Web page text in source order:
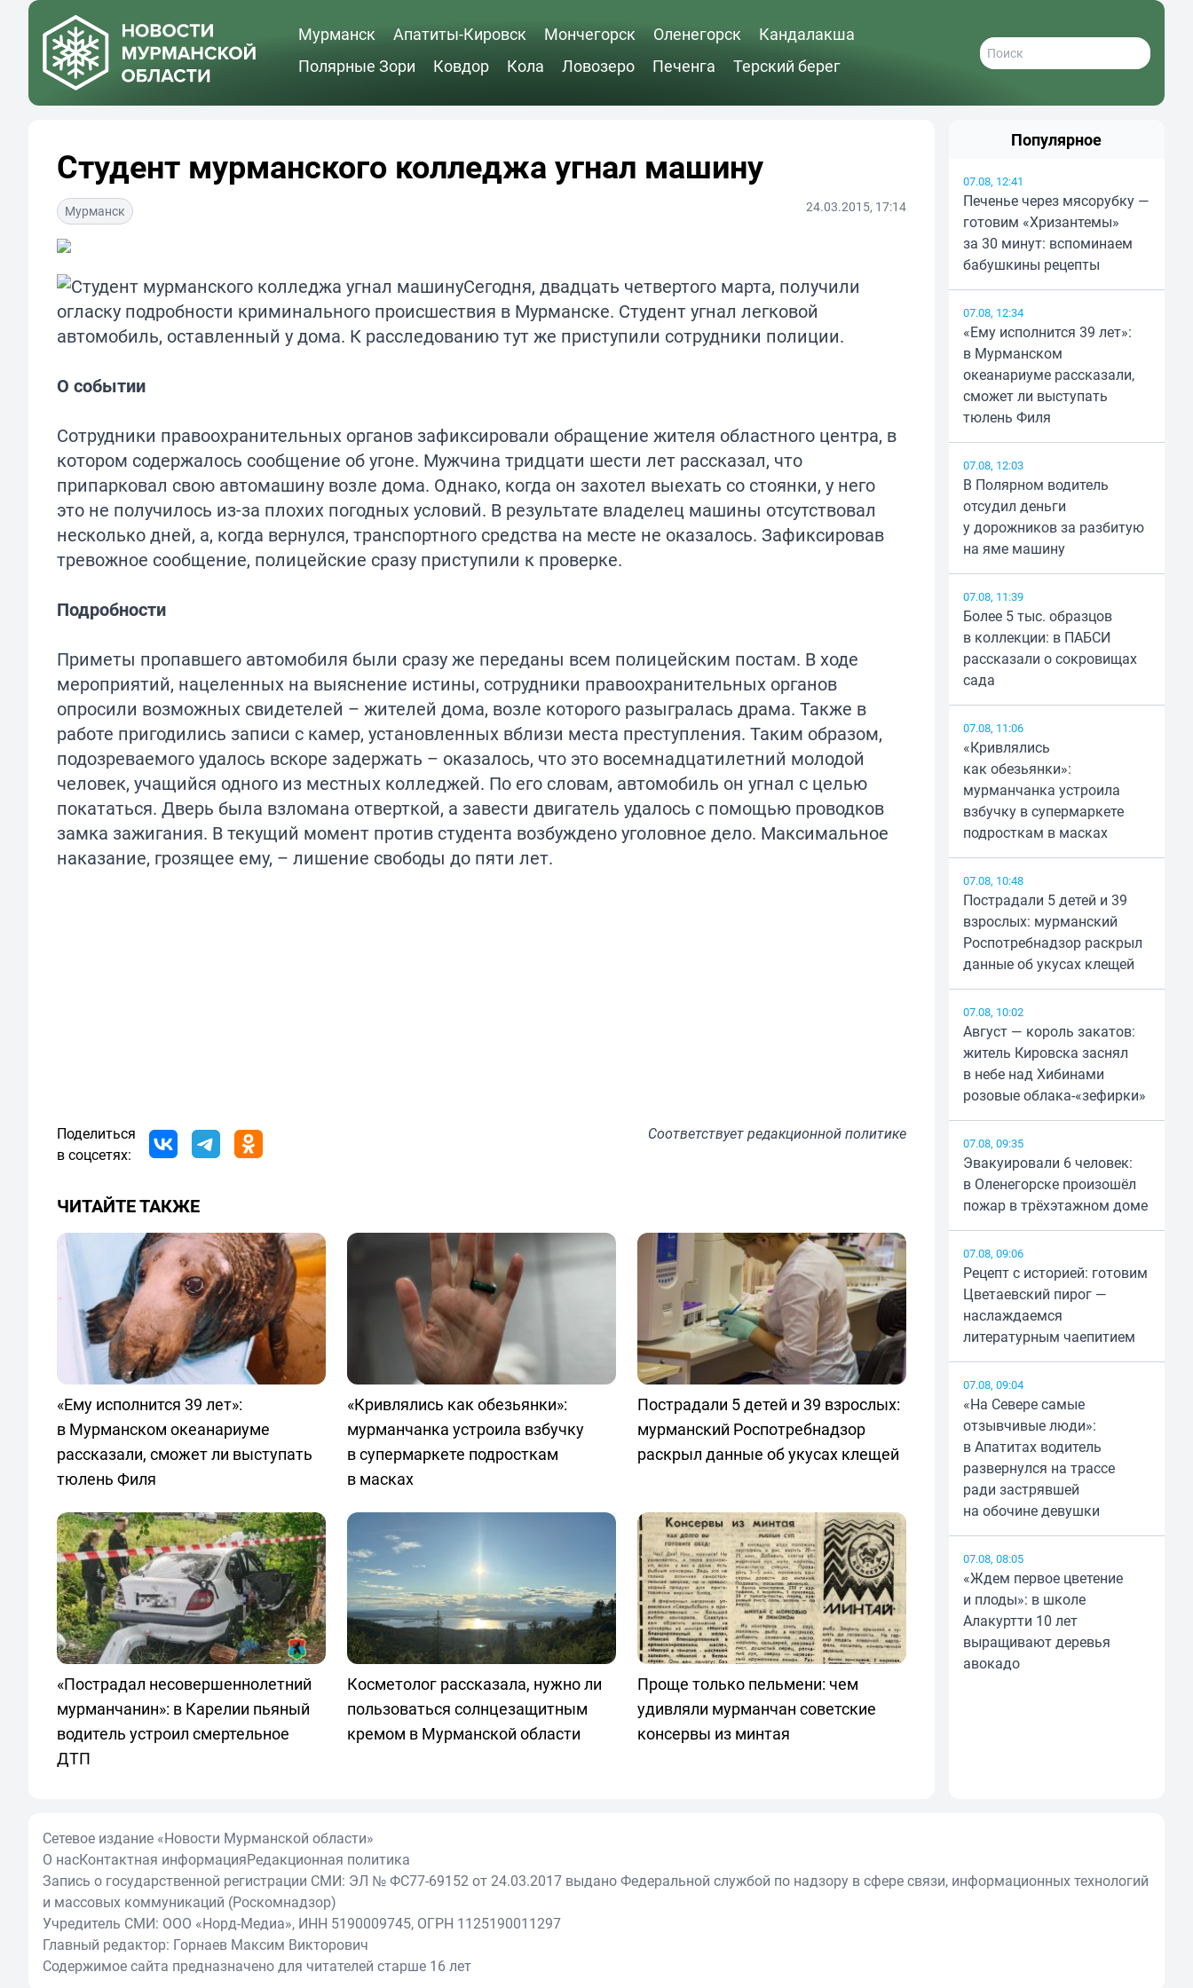
Мурманск Апатиты-Кировск Мончегорск Оленегорск
Кандалакша
Полярные Зори
Ковдор Кола Ловозеро Печенга Терский берег
Студент мурманского колледжа угнал машину
Мурманск 24.03.2015, 17:14
Сегодня, двадцать четвертого марта, получили
огласку подробности криминального происшествия в Мурманске. Студент угнал легковой
автомобиль, оставленный у дома. К расследованию тут же приступили сотрудники полиции.
О событии
Сотрудники правоохранительных органов зафиксировали обращение жителя областного центра, в
котором содержалось сообщение об угоне. Мужчина тридцати шести лет рассказал, что
припарковал свою автомашину возле дома. Однако, когда он захотел выехать со стоянки, у него
это не получилось из-за плохих погодных условий. В результате владелец машины отсутствовал
несколько дней, а, когда вернулся, транспортного средства на месте не оказалось. Зафиксировав
тревожное сообщение, полицейские сразу приступили к проверке.
Подробности
Приметы пропавшего автомобиля были сразу же переданы всем полицейским постам. В ходе
мероприятий, нацеленных на выяснение истины, сотрудники правоохранительных органов
опросили возможных свидетелей – жителей дома, возле которого разыгралась драма. Также в
работе пригодились записи с камер, установленных вблизи места преступления. Таким образом,
подозреваемого удалось вскоре задержать – оказалось, что это восемнадцатилетний молодой
человек, учащийся одного из местных колледжей. По его словам, автомобиль он угнал с целью
покататься. Дверь была взломана отверткой, а завести двигатель удалось с помощью проводков
замка зажигания. В текущий момент против студента возбуждено уголовное дело. Максимальное
наказание, грозящее ему, – лишение свободы до пяти лет.
Поделиться
в соцсетях:
Соответствуетредакционной политике
ЧИТАЙТЕ ТАКЖЕ
«Ему исполнится 39 лет»:
в Мурманском океанариуме
рассказали, сможет ли выступать
тюлень Филя
«Кривлялись как обезьянки»:
мурманчанка устроила взбучку
в супермаркете подросткам
в масках
Пострадали 5 детей и 39 взрослых:
мурманский Роспотребнадзор
раскрыл данные об укусах клещей
«Пострадал несовершеннолетний
мурманчанин»: в Карелии пьяный
водитель устроил смертельное
ДТП
Косметолог рассказала, нужно ли
пользоваться солнцезащитным
кремом в Мурманской области
Проще только пельмени: чем
удивляли мурманчан советские
консервы из минтая
Популярное
07.08, 12:41
Печенье через мясорубку —
готовим «Хризантемы»
за 30 минут: вспоминаем
бабушкины рецепты
07.08, 12:34
«Ему исполнится 39 лет»:
в Мурманском
океанариуме рассказали,
сможет ли выступать
тюлень Филя
07.08, 12:03
В Полярном водитель
отсудил деньги
у дорожников за разбитую
на яме машину
07.08, 11:39
Более 5 тыс. образцов
в коллекции: в ПАБСИ
рассказали о сокровищах
сада
07.08, 11:06
«Кривлялись
как обезьянки»:
мурманчанка устроила
взбучку в супермаркете
подросткам в масках
07.08, 10:48
Пострадали 5 детей и 39
взрослых: мурманский
Роспотребнадзор раскрыл
данные об укусах клещей
07.08, 10:02
Август — король закатов:
житель Кировска заснял
в небе над Хибинами
розовые облака-«зефирки»
07.08, 09:35
Эвакуировали 6 человек:
в Оленегорске произошёл
пожар в трёхэтажном доме
07.08, 09:06
Рецепт с историей: готовим
Цветаевский пирог —
наслаждаемся
литературным чаепитием
07.08, 09:04
«На Севере самые
отзывчивые люди»:
в Апатитах водитель
развернулся на трассе
ради застрявшей
на обочине девушки
07.08, 08:05
«Ждем первое цветение
и плоды»: в школе
Алакуртти 10 лет
выращивают деревья
авокадо
Сетевое издание «Новости Мурманской области»
О насКонтактная информацияРедакционная политика
Запись о государственной регистрации СМИ: ЭЛ № ФС77-69152 от 24.03.2017 выдано Федеральной службой по надзору в сфере связи, информационных технологий
и массовых коммуникаций (Роскомнадзор)
Учредитель СМИ: ООО «Норд-Медиа», ИНН 5190009745, ОГРН 1125190011297
Главный редактор: Горнаев Максим Викторович
Содержимое сайта предназначено для читателей старше 16 лет